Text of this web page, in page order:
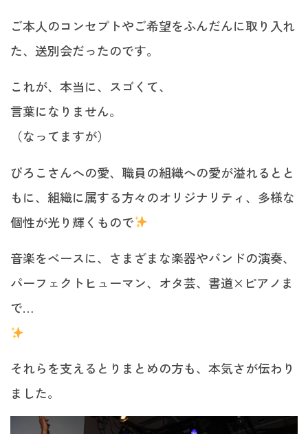
ご本人のコンセプトやご希望をふんだんに取り入れ
た、送別会だったのです。
これが、本当に、スゴくて、
言葉になりません。
（なってますが）
ぴろこさんへの愛、職員の組織への愛が溢れるとと
もに、組織に属する方々のオリジナリティ、多様な
個性が光り輝くもので
音楽をベースに、さまざまな楽器やバンドの演奏、
パーフェクトヒューマン、オタ芸、書道×ピアノま
で…
それらを支えるとりまとめの方も、本気さが伝わり
ました。